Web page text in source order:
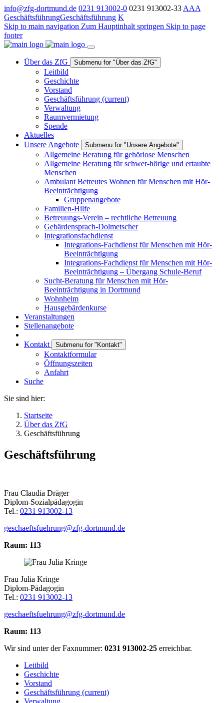
info@zfg-dortmund.de 0231 913002-0 0231 913002-33 AAA
GeschäftsführungGeschäftsführung K
Skip to main navigation Zum Hauptinhalt springen Skip to page
footer
Über das ZfG Submenu for "Über das ZfG"
Leitbild
Geschichte
Vorstand
Geschäftsführung (current)
Verwaltung
Raumvermietung
Spende
Aktuelles
Unsere Angebote
Submenu for "Unsere Angebote"
Allgemeine Beratung für gehörlose Menschen
Allgemeine Beratung für schwer-hörige und ertaubte
Menschen
Ambulant Betreutes Wohnen für Menschen mit Hör-
Beeinträchtigung
Gruppenangebote
Familien-Hilfe
Betreuungs-Verein – rechtliche Betreuung
Gebärdensprach-Dolmetscher
Integrationsfachdienst
Integrations-Fachdienst für Menschen mit Hör-
Beeinträchtigung
Integrations-Fachdienst für Menschen mit Hör-
Beeinträchtigung – Übergang Schule-Beruf
Sucht-Beratung für Menschen mit Hör-
Beeinträchtigung in Dortmund
Wohnheim
Hausgebärdenkurse
Veranstaltungen
Stellenangebote
Kontakt Submenu for "Kontakt"
Kontaktformular
Öffnungszeiten
Anfahrt
Suche
Sie sind hier:
Startseite
Über das ZfG
Geschäftsführung
Geschäftsführung
Frau Claudia Dräger
Diplom-Sozialpädagogin
Tel.: 0231 913002-13
geschaeftsfuehrung@zfg-dortmund.de
Raum: 113
Frau Julia Kringe
Diplom-Pädagogin
Tel.: 0231 913002-13
geschaeftsfuehrung@zfg-dortmund.de
Raum: 113
Wir sind unter der Faxnummer: 0231 913002-25 erreichbar.
Leitbild
Geschichte
Vorstand
Geschäftsführung (current)
Verwaltung